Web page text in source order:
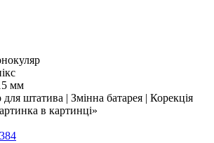
мм
для штатива | Змінна батарея | Корекція
в картинці»